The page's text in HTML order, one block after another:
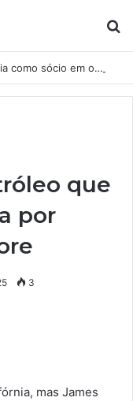
JBS traz fundo soberano da Indonésia como sócio em operação de US$ 2,5 bilhões
que
por
3
mas James